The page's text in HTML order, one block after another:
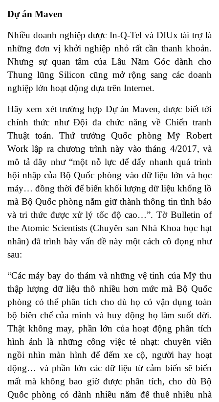
Dự án Maven
Nhiều doanh nghiệp được In-Q-Tel và DIUx tài trợ là
những đơn vị khởi nghiệp nhỏ rất cần thanh khoản.
Nhưng sự quan tâm của Lầu Năm Góc dành cho
Thung lũng Silicon cũng mở rộng sang các doanh
nghiệp lớn hoạt động dựa trên Internet.
Hãy xem xét trường hợp Dự án Maven, được biết tới
chính thức như Đội đa chức năng về Chiến tranh
Thuật toán. Thứ trưởng Quốc phòng Mỹ Robert
Work lập ra chương trình này vào tháng 4/2017, và
mô tả đây như “một nỗ lực để đẩy nhanh quá trình
hội nhập của Bộ Quốc phòng vào dữ liệu lớn và học
máy… đồng thời để biến khối lượng dữ liệu khổng lồ
mà Bộ Quốc phòng nắm giữ thành thông tin tình báo
và tri thức được xử lý tốc độ cao…”. Tờ Bulletin of
the Atomic Scientists (Chuyên san Nhà Khoa học hạt
nhân) đã trình bày vấn đề này một cách cô đọng như
sau:
“Các máy bay do thám và những vệ tinh của Mỹ thu
thập lượng dữ liệu thô nhiều hơn mức mà Bộ Quốc
phòng có thể phân tích cho dù họ có vận dụng toàn
bộ biên chế của mình và huy động họ làm suốt đời.
Thật không may, phần lớn của hoạt động phân tích
hình ảnh là những công việc tẻ nhạt: chuyên viên
ngồi nhìn màn hình để đếm xe cộ, người hay hoạt
động… và phần lớn các dữ liệu từ cảm biến sẽ biến
mất mà không bao giờ được phân tích, cho dù Bộ
Quốc phòng có dành nhiều năm để thuê nhiều nhà